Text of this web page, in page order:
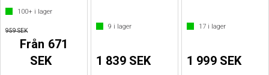
100+ i lager
959 SEK
Från 671
SEK
9 i lager
1 839 SEK
17 i lager
1 999 SEK